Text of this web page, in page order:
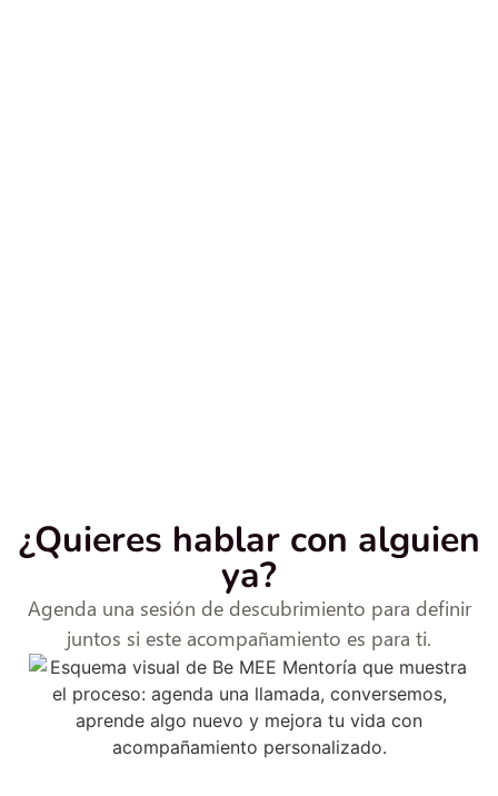
¿Quieres hablar con alguien
ya?
Agenda una sesión de descubrimiento para definir
juntos si este acompañamiento es para ti.